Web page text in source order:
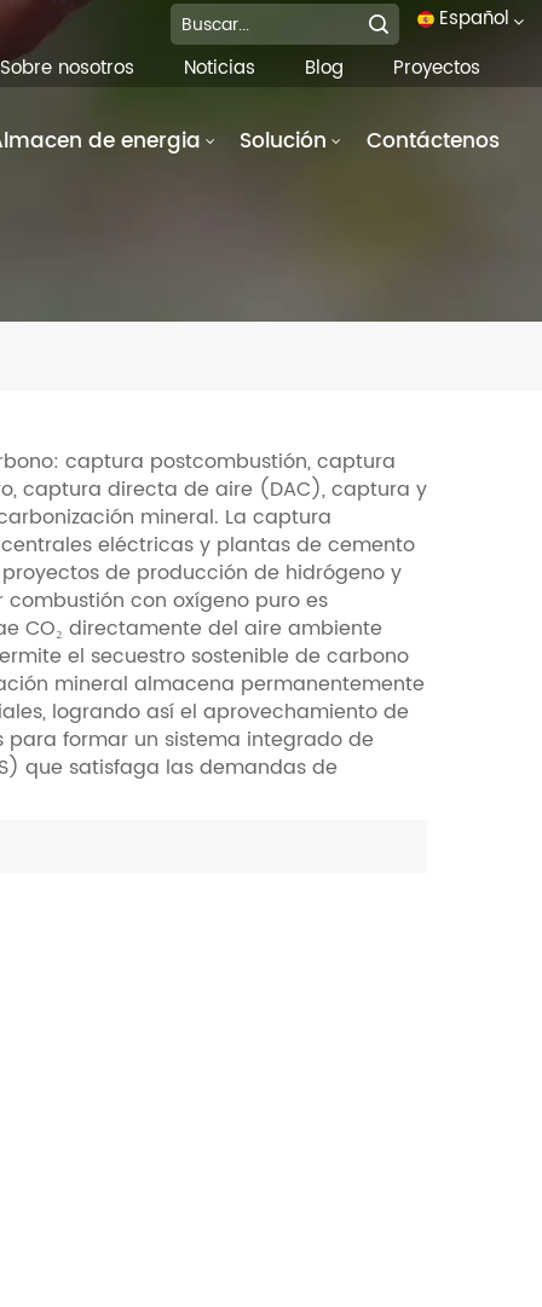
Español
English
português
العربية
Nederlands
Romania
Bulgaria
Sobre nosotros Noticias Blog Proyectos
de energia Solución Contáctenos
captura postcombustión, captura
captura directa de aire (DAC), captura y
mineral. La captura
eléctricas y plantas de cemento
de producción de hidrógeno y
con oxígeno puro es
CO₂ directamente del aire ambiente
el secuestro sostenible de carbono
mineral almacena permanentemente
logrando así el aprovechamiento de
para formar un sistema integrado de
que satisfaga las demandas de